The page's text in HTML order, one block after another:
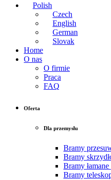
Polish
Czech
English
German
Slovak
Home
O nas
O firmie
Praca
FAQ
Oferta
Dla przemysłu
Bramy
Bramy
Bramy
Bramy